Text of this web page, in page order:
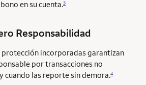
en su cuenta.3
Responsabilidad
protección incorporadas garantizan
por transacciones no
cuando las reporte sin demora.4